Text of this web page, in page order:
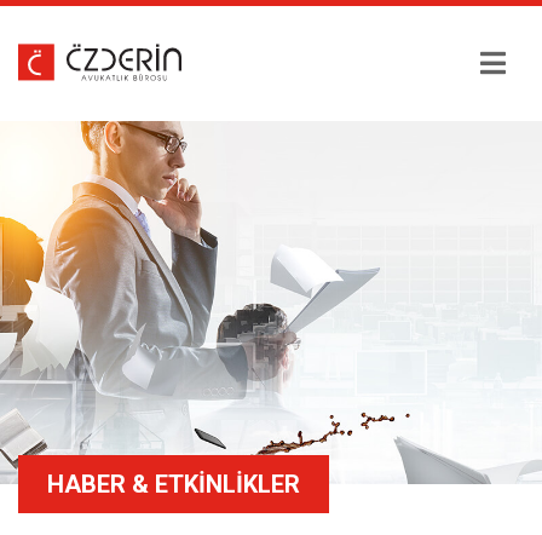
EKIBIMIZ
ÇALIŞMA ALANLARI
HABER & ETKINLIKLER
HABER & ETKINLIKLER